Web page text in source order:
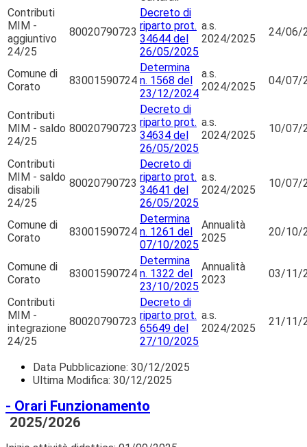
Contributi
MIM -
aggiuntivo
24/25
80020790723
Decreto di
riparto prot.
34644 del
26/05/2025
a.s.
2024/2025
24/06/
Comune di
Corato
83001590724
Determina
n. 1568 del
23/12/2024
a.s.
2024/2025
04/07/
Contributi
MIM - saldo
24/25
80020790723
Decreto di
riparto prot.
34634 del
26/05/2025
a.s.
2024/2025
10/07/
Contributi
MIM - saldo
disabili
24/25
80020790723
Decreto di
riparto prot.
34641 del
26/05/2025
a.s.
2024/2025
10/07/
Comune di
Corato
83001590724
Determina
n. 1261 del
07/10/2025
Annualità
2025
20/10/
Comune di
Corato
83001590724
Determina
n. 1322 del
23/10/2025
Annualità
2023
03/11/
Contributi
MIM -
integrazione
24/25
80020790723
Decreto di
riparto prot.
65649 del
27/10/2025
a.s.
2024/2025
21/11/
Data Pubblicazione: 30/12/2025
Ultima Modifica: 30/12/2025
- Orari Funzionamento
2025/2026